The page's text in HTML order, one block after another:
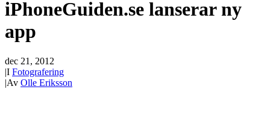
iPhoneGuiden.se lanserar ny
app
dec 21, 2012
|I Fotografering
|Av Olle Eriksson